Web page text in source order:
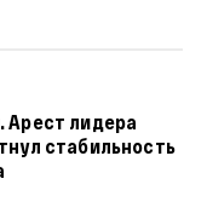
лидера
стабильность